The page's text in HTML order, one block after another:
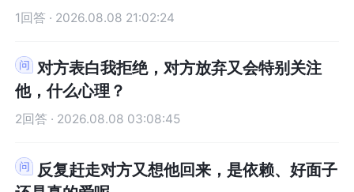
1回答 · 2026.08.08 21:02:24
对方表白我拒绝，对方放弃又会特别关注
他，什么心理？
2回答 · 2026.08.08 03:08:45
反复赶走对方又想他回来，是依赖、好面子